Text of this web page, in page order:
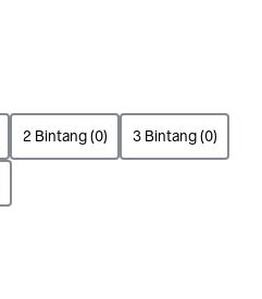
2 Bintang (0) 3 Bintang (0)